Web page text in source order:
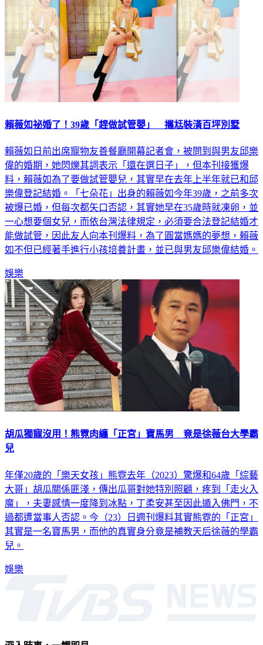
賴薇如祕婚了！39歲「趕做試管嬰」 攜尪裝潢百坪別墅
賴薇如日前出席寵物友善餐廳開幕記者會，被問到與男友邱樂
偉的婚期，她閃爍其詞表示「還在選日子」，但本刊接獲爆
料，賴薇如為了要做試管嬰兒，其實早在去年上半年就已和邱
樂偉登記結婚。「七朵花」出身的賴薇如今年39歲，之前多次
被爆已婚，但每次都矢口否認，其實她早在35歲時就凍卵，並
一心想要個女兒，而依台灣法律規定，必須要合法登記結婚才
能做試管，因此友人向本刊爆料，為了圓當媽媽的夢想，賴薇
如不但已經著手進行小孩培養計畫，並已與男友邱樂偉結婚。
娛樂
胡瓜獨寵沒用！熊霓肉纏「正宮」寶馬男 竟是徐薇台大學霸
兒
年僅20歲的「樂天女孩」熊霓去年（2023）驚爆和64歲「綜藝
大哥」胡瓜關係匪淺，傳出瓜哥對她特別照顧，疼到「走火入
魔」，夫妻感情一度降到冰點，丁柔安甚至因此遁入佛門，不
過都遭當事人否認。今（23）日週刊爆料其實熊霓的「正宮」
其實是一名寶馬男，而他的真實身分竟是補教天后徐薇的學霸
兒。
娛樂